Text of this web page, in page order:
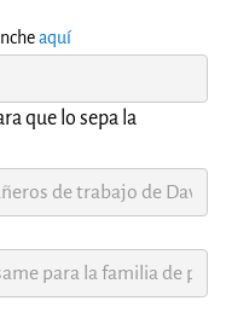
aquí
que lo sepa la